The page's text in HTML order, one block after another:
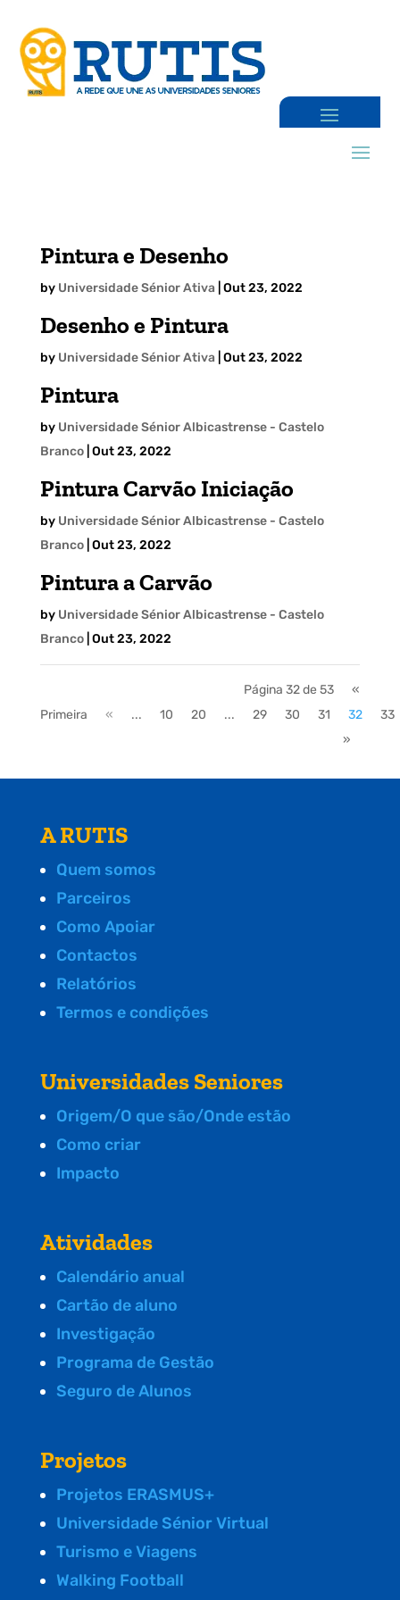
Pintura e Desenho
by Universidade Sénior Ativa Out 23, 2022
Desenho e Pintura
by Universidade Sénior Ativa Out 23, 2022
Pintura
by Universidade Sénior Albicastrense - Castelo
Branco| Out 23, 2022
Pintura Carvão Iniciação
by Universidade Sénior Albicastrense - Castelo
Branco| Out 23, 2022
Pintura a Carvão
by Universidade Sénior Albicastrense - Castelo
Branco| Out 23, 2022
Página 32 de 53
«
Primeira
« ... 10 20 ... 29 30 31 32
33
»
A RUTIS
Quem somos
Parceiros
Como Apoiar
Contactos
Relatórios
Termos e condições
Universidades Seniores
Origem/O que são/Onde estão
Como criar
Impacto
Atividades
Calendário anual
Cartão de aluno
Investigação
Programa de Gestão
Seguro de Alunos
Projetos
Projetos ERASMUS+
Universidade Sénior Virtual
Turismo e Viagens
Walking Football